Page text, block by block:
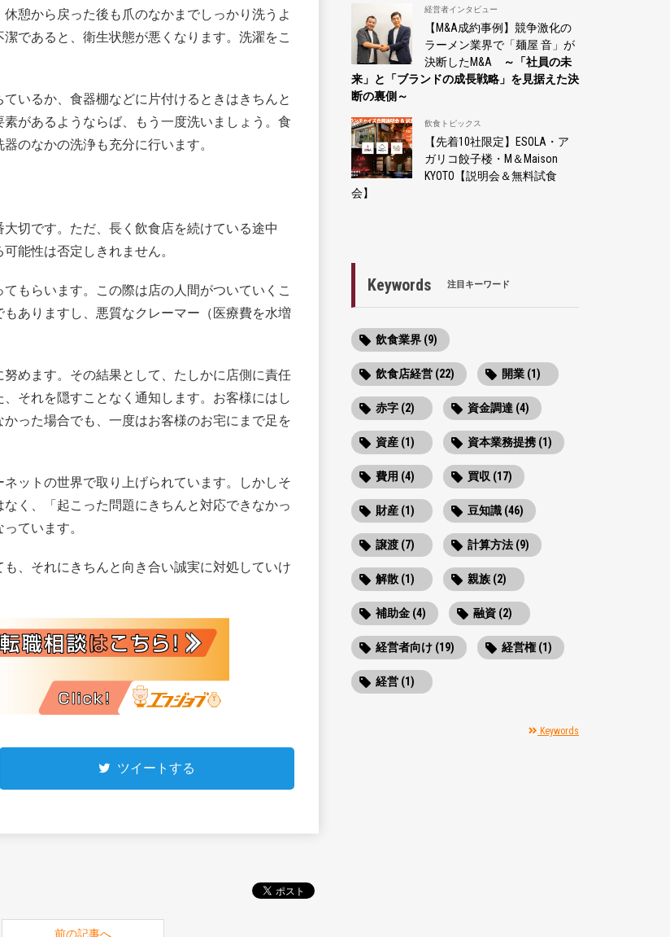
憩から戻った後も爪のなかまでしっかり洗うよ
であると、衛生状態が悪くなります。洗濯をこ
いるか、食器棚などに片付けるときはきちんと
があるようならば、もう一度洗いましょう。食
のなかの洗浄も充分に行います。
切です。ただ、長く飲食店を続けている途中
能性は否定しきれません。
もらいます。この際は店の人間がついていくこ
ありますし、悪質なクレーマー（医療費を水増
めます。その結果として、たしかに店側に責任
それを隠すことなく通知します。お客様にはし
った場合でも、一度はお客様のお宅にまで足を
ットの世界で取り上げられています。しかしそ
く、「起こった問題にきちんと対応できなかっ
ています。
、それにきちんと向き合い誠実に対処していけ
ツイートする
前の記事へ
経営者インタビュー
【M&A成約事例】競争激化の
ラーメン業界で「麺屋 音」が
決断したM&A
～「社員の未
来」と「ブランドの成長戦略」を見据えた決
断の裏側～
飲食トピックス
【先着10社限定】ESOLA・ア
ガリコ餃子楼・M＆Maison
KYOTO【説明会＆無料試食
会】
Keywords 注目キーワード
飲食業界 (9)
飲食店経営 (22) 開業 (1)
赤字 (2) 資金調達 (4)
資産 (1) 資本業務提携 (1)
費用 (4) 買収 (17)
財産 (1) 豆知識 (46)
譲渡 (7) 計算方法 (9)
解散 (1) 親族 (2)
補助金 (4) 融資 (2)
経営者向け (19) 経営権 (1)
経営 (1)
Keywords